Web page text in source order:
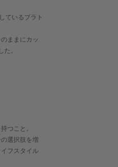
ているブラト
ままにカッ
。
つこと。
選択肢を増
フスタイル